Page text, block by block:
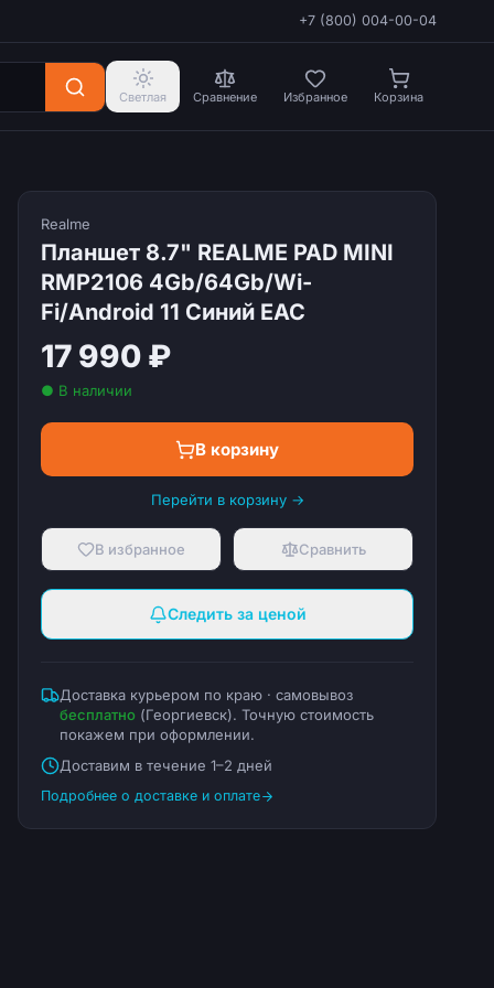
+7 (800) 004-00-04
Светлая Сравнение Избранное Корзина
Realme
Планшет 8.7" REALME PAD MINI
RMP2106 4Gb/64Gb/Wi-
Fi/Android 11 Синий EAC
17 990 ₽
● В наличии
В корзину
Перейти в корзину →
В избранное Сравнить
Следить за ценой
Доставка курьером по краю · самовывоз
бесплатно (Георгиевск). Точную стоимость
покажем при оформлении.
Доставим в течение 1–2 дней
Подробнее о доставке и оплате